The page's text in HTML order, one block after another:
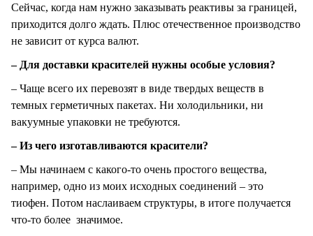
Сейчас, когда нам нужно заказывать реактивы за границей,
приходится долго ждать. Плюс отечественное производство
не зависит от курса валют.
– Для доставки красителей нужны особые условия?
– Чаще всего их перевозят в виде твердых веществ в
темных герметичных пакетах. Ни холодильники, ни
вакуумные упаковки не требуются.
– Из чего изготавливаются красители?
– Мы начинаем с какого-то очень простого вещества,
например, одно из моих исходных соединений – это
тиофен. Потом наслаиваем структуры, в итоге получается
что-то более значимое.